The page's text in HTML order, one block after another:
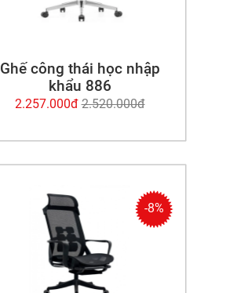
Ghế công thái học nhập
khẩu 886
2.257.000đ 2.520.000đ
-8%